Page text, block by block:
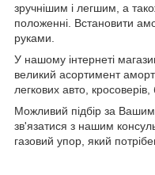
зручнішим і легшим, а
положенні. Встановити
руками.
У нашому інтернеті
великий асортимент
легкових авто, кросоверів,
Можливий підбір за
зв'язатися з нашим
газовий упор, який